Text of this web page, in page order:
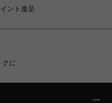
ント進呈
クに